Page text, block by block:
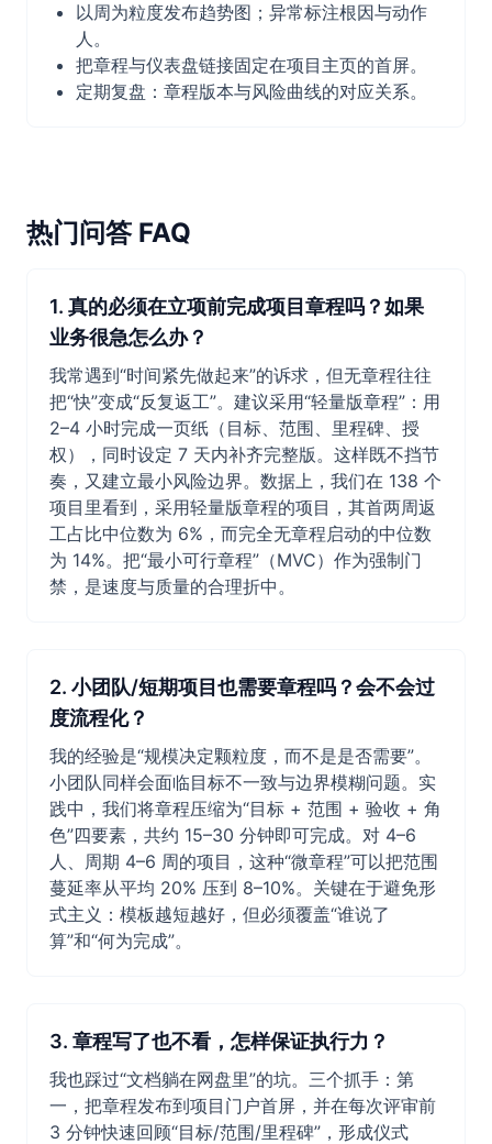
以周为粒度发布趋势图；异常标注根因与动作
人。
把章程与仪表盘链接固定在项目主页的首屏。
定期复盘：章程版本与风险曲线的对应关系。
热门问答 FAQ
1. 真的必须在立项前完成项目章程吗？如果
业务很急怎么办？
我常遇到“时间紧先做起来”的诉求，但无章程往往
把“快”变成“反复返工”。建议采用“轻量版章程”：用
2–4 小时完成一页纸（目标、范围、里程碑、授
权），同时设定 7 天内补齐完整版。这样既不挡节
奏，又建立最小风险边界。数据上，我们在 138 个
项目里看到，采用轻量版章程的项目，其首两周返
工占比中位数为 6%，而完全无章程启动的中位数
为 14%。把“最小可行章程”（MVC）作为强制门
禁，是速度与质量的合理折中。
2. 小团队/短期项目也需要章程吗？会不会过
度流程化？
我的经验是“规模决定颗粒度，而不是是否需要”。
小团队同样会面临目标不一致与边界模糊问题。实
践中，我们将章程压缩为“目标 + 范围 + 验收 + 角
色”四要素，共约 15–30 分钟即可完成。对 4–6
人、周期 4–6 周的项目，这种“微章程”可以把范围
蔓延率从平均 20% 压到 8–10%。关键在于避免形
式主义：模板越短越好，但必须覆盖“谁说了
算”和“何为完成”。
3. 章程写了也不看，怎样保证执行力？
我也踩过“文档躺在网盘里”的坑。三个抓手：第
一，把章程发布到项目门户首屏，并在每次评审前
3 分钟快速回顾“目标/范围/里程碑”，形成仪式